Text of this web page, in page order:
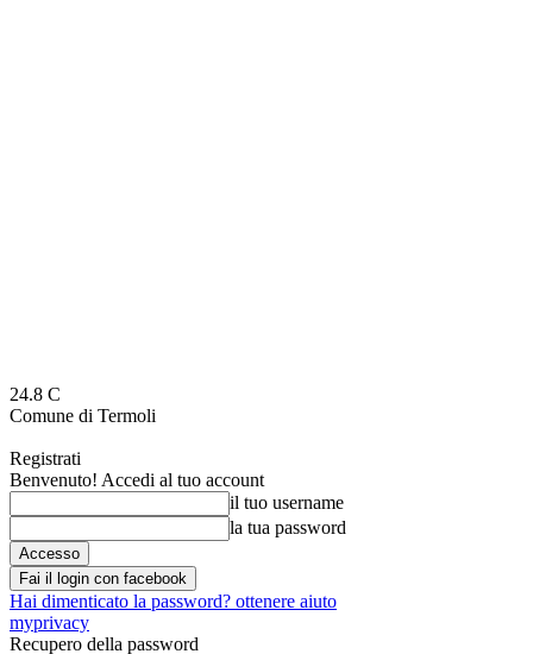
24.8 C
Comune di Termoli
Registrati
Benvenuto! Accedi al tuo account
il tuo username
la tua password
Fai il login con facebook
Hai dimenticato la password? ottenere aiuto
myprivacy
Recupero della password